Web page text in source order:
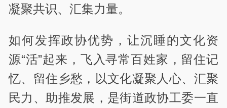
凝聚共识、汇集力量。
如何发挥政协优势，让沉睡的文化资
源“活”起来，飞入寻常百姓家，留住记
忆、留住乡愁，以文化凝聚人心、汇聚
民力、助推发展，是街道政协工委一直